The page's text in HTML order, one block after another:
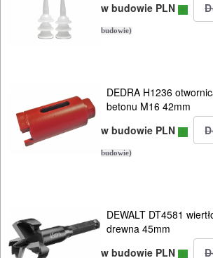
w budowie PLN
budowie)
DEDRA H1236
betonu M16 42mm
w budowie PLN
budowie)
DEWALT DT4581
drewna 45mm
w budowie PLN